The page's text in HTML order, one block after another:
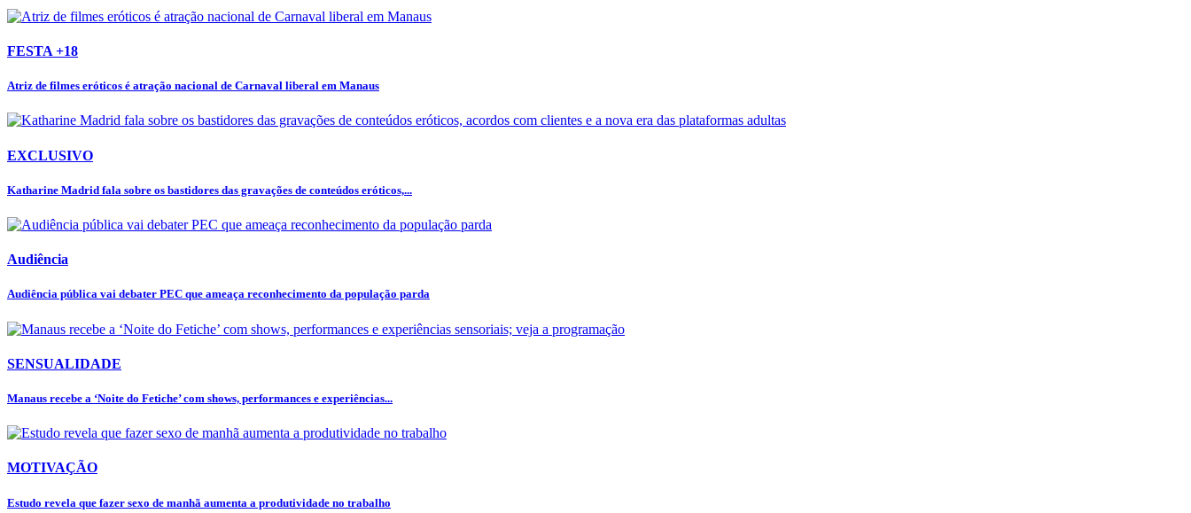
FESTA +18
Atriz de filmes eróticos é atração nacional de Carnaval liberal em Manaus
EXCLUSIVO
Katharine Madrid fala sobre os bastidores das gravações de conteúdos eróticos,...
Audiência
Audiência pública vai debater PEC que ameaça reconhecimento da população parda
SENSUALIDADE
Manaus recebe a ‘Noite do Fetiche’ com shows, performances e experiências...
MOTIVAÇÃO
Estudo revela que fazer sexo de manhã aumenta a produtividade no trabalho